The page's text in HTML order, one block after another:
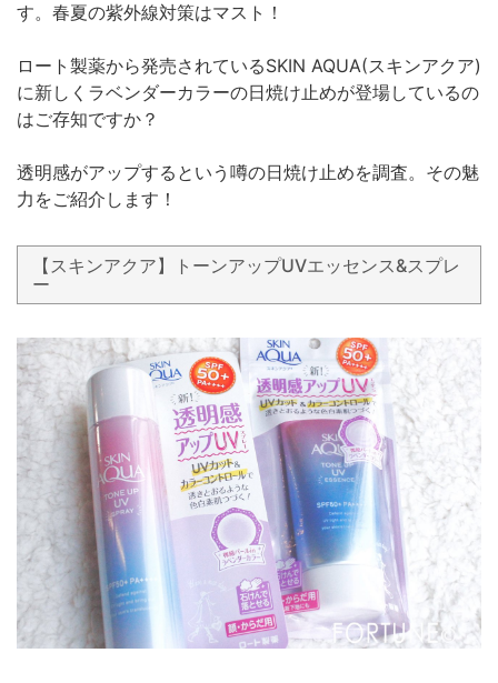
す。春夏の紫外線対策はマスト！
ロート製薬から発売されているSKIN AQUA(スキンアクア)
に新しくラベンダーカラーの日焼け止めが登場しているの
はご存知ですか？
透明感がアップするという噂の日焼け止めを調査。その魅
力をご紹介します！
【スキンアクア】トーンアップUVエッセンス&スプレ
ー